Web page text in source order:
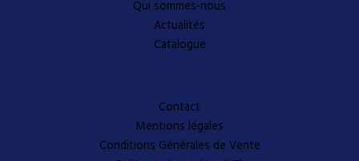
Qui sommes-nous
Actualités
Catalogue
Contact
Mentions légales
Conditions Générales de Vente